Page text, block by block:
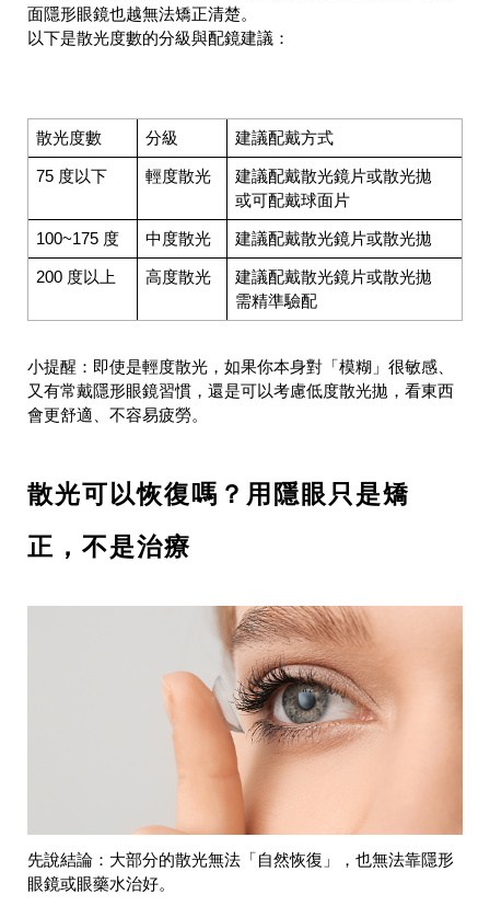
面隱形眼鏡也越無法矯正清楚。
以下是散光度數的分級與配鏡建議：
散光度數 分級 建議配戴方式
75 度以下 輕度散光 建議配戴散光鏡片或散光拋
或可配戴球面片
100~175 度 中度散光 建議配戴散光鏡片或散光拋
200 度以上 高度散光 建議配戴散光鏡片或散光拋
需精準驗配
小提醒：即使是輕度散光，如果你本身對「模糊」很敏感、
又有常戴隱形眼鏡習慣，還是可以考慮低度散光拋，看東西
會更舒適、不容易疲勞。
散光可以恢復嗎？用隱眼只是矯
正，不是治療
先說結論：大部分的散光無法「自然恢復」，也無法靠隱形
眼鏡或眼藥水治好。